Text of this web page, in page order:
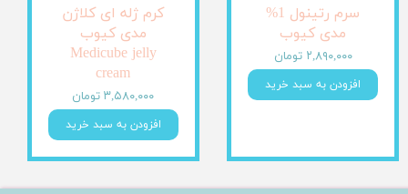
سرم رتینول 1%
مدی کیوب
۲,۸۹۰,۰۰۰ تومان
افزودن به سبد خرید
کرم ژله ای کلاژن
مدی کیوب
Medicube jelly
cream
۳,۵۸۰,۰۰۰ تومان
افزودن به سبد خرید